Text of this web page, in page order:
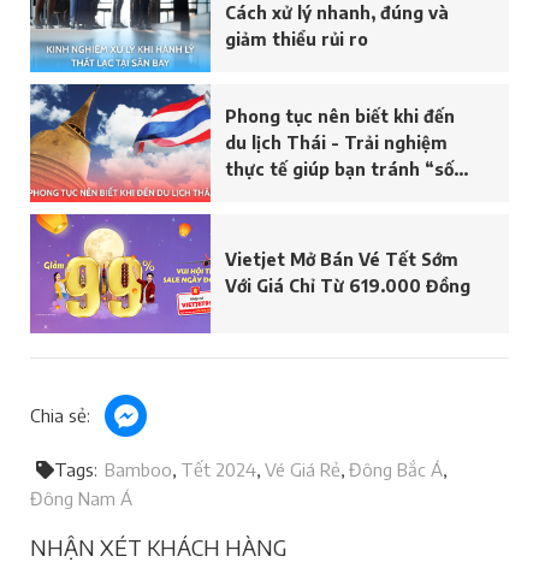
Cách xử lý nhanh, đúng và
giảm thiểu rủi ro
Phong tục nên biết khi đến
du lịch Thái - Trải nghiệm
thực tế giúp bạn tránh “sốc
Vietjet Mở Bán Vé Tết Sớm
Với Giá Chỉ Từ 619.000 Đồng
Chia sẻ:
Tags Bamboo Tết 2024 Vé Giá Rẻ Đông Bắc Á
Đông Nam Á
NHẬN XÉT KHÁCH HÀNG